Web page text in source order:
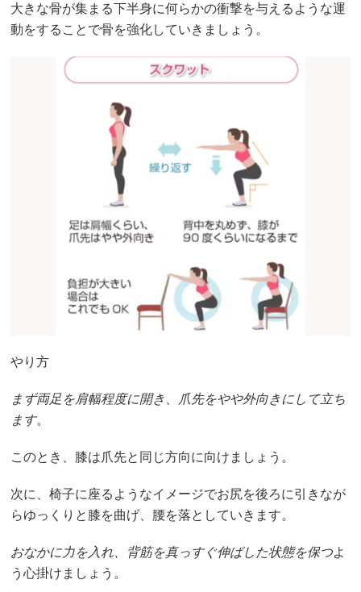
大きな骨が集まる下半身に何らかの衝撃を与えるような運
動をすることで骨を強化していきましょう。
やり方
まず両足を肩幅程度に開き、爪先をやや外向きにして立ち
ます。
このとき、膝は爪先と同じ方向に向けましょう。
次に、椅子に座るようなイメージでお尻を後ろに引きなが
らゆっくりと膝を曲げ、腰を落としていきます。
おなかに力を入れ、背筋を真っすぐ伸ばした状態を保つよ
う心掛けましょう。